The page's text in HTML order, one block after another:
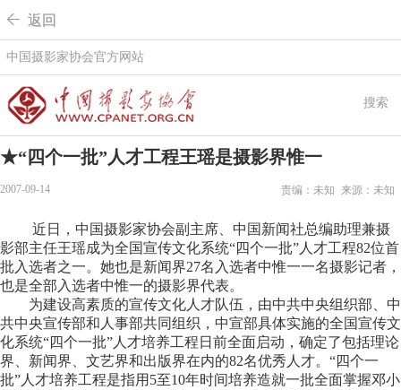
 返回
中国摄影家协会官方网站
搜索
★“四个一批”人才工程王瑶是摄影界惟一
2007-09-14 来源：未知
责编：未知
近日，中国摄影家协会副主席、中国新闻社总编助理兼摄
影部主任王瑶成为全国宣传文化系统“四个一批”人才工程82位首
批入选者之一。她也是新闻界27名入选者中惟一一名摄影记者，
也是全部入选者中惟一的摄影界代表。
为建设高素质的宣传文化人才队伍，由中共中央组织部、中
共中央宣传部和人事部共同组织，中宣部具体实施的全国宣传文
化系统“四个一批”人才培养工程日前全面启动，确定了包括理论
界、新闻界、文艺界和出版界在内的82名优秀人才。“四个一
批”人才培养工程是指用5至10年时间培养造就一批全面掌握邓小